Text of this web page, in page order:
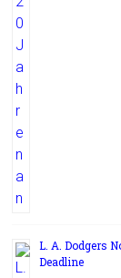
L. A. Dodgers
Deadline